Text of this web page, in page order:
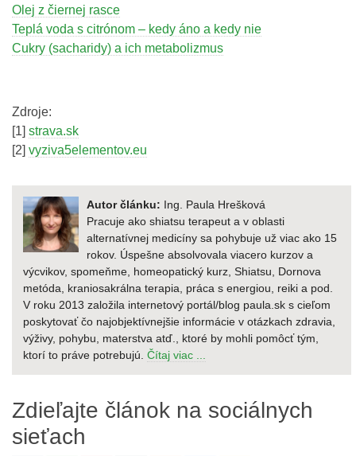
Olej z čiernej rasce
Teplá voda s citrónom – kedy áno a kedy nie
Cukry (sacharidy) a ich metabolizmus
Zdroje:
[1] strava.sk
[2] vyziva5elementov.eu
Autor článku: Ing. Paula Hrešková
Pracuje ako shiatsu terapeut a v oblasti
alternatívnej medicíny sa pohybuje už viac ako 15
rokov. Úspešne absolvovala viacero kurzov a
výcvikov, spomeňme, homeopatický kurz, Shiatsu, Dornova
metóda, kraniosakrálna terapia, práca s energiou, reiki a pod.
V roku 2013 založila internetový portál/blog paula.sk s cieľom
poskytovať čo najobjektívnejšie informácie v otázkach zdravia,
výživy, pohybu, materstva atď., ktoré by mohli pomôcť tým,
ktorí to práve potrebujú. Čítaj viac ...
Zdieľajte článok na sociálnych
sieťach